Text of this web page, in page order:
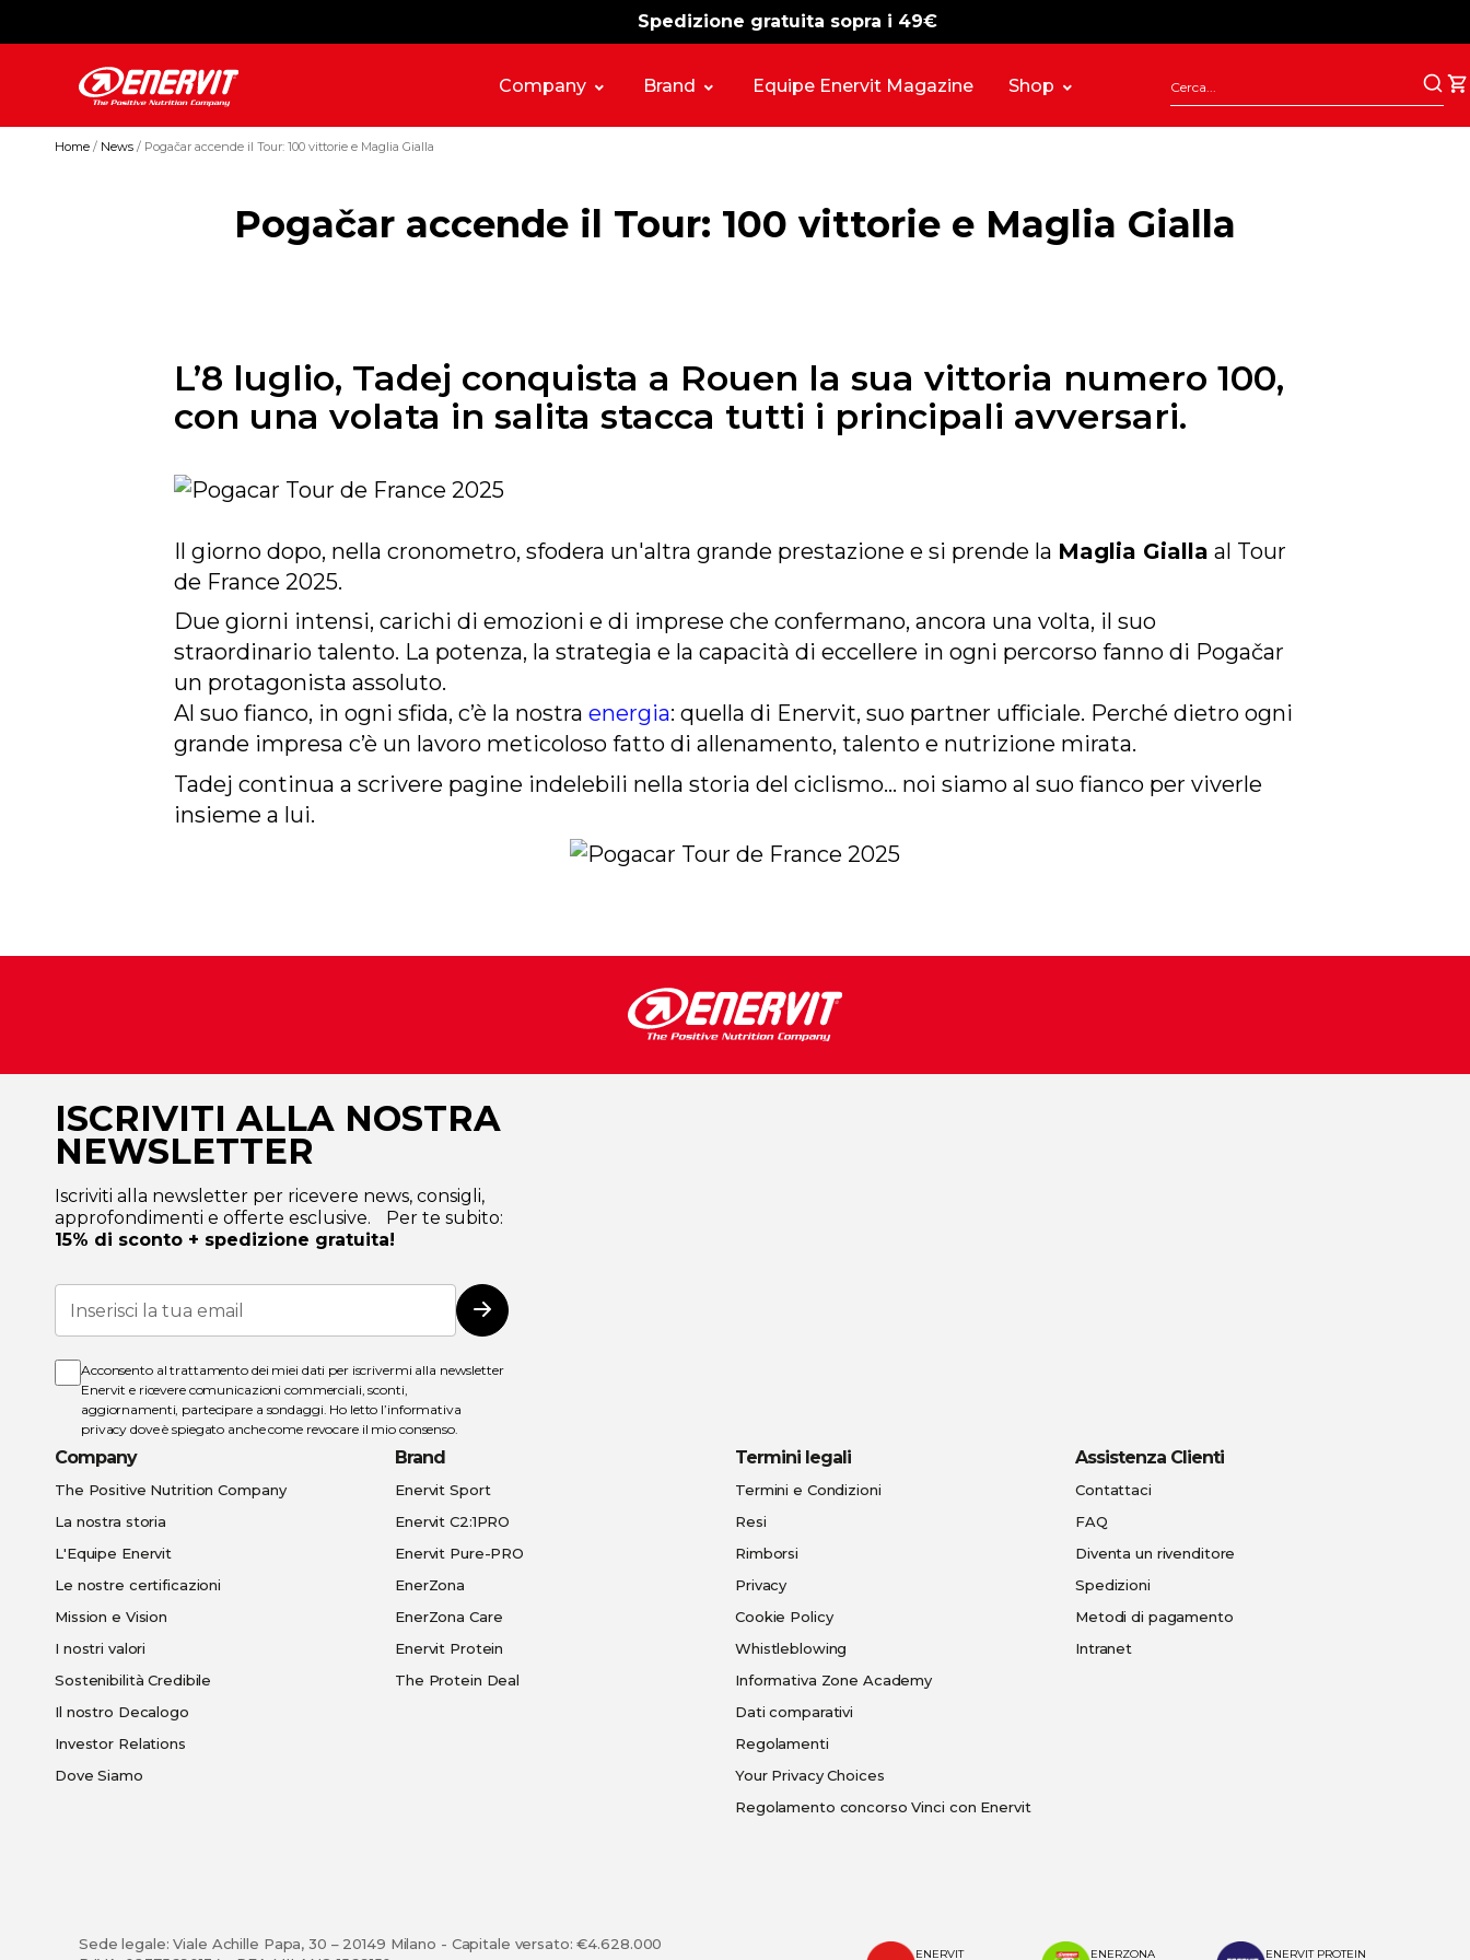
Spedizione gratuita sopra i 49€
-15% free shipping
Company Brand Equipe Enervit Magazine Shop
Home News Pogačar accende il Tour: 100 vittorie e Maglia Gialla
Pogačar accende il Tour: 100 vittorie e Maglia Gialla
L’8 luglio, Tadej conquista a Rouen la sua vittoria numero 100,
con una volata in salita stacca tutti i principali avversari.
Il giorno dopo, nella cronometro, sfodera un'altra grande prestazione e si prende la Maglia Gialla al Tour
de France 2025.
Due giorni intensi, carichi di emozioni e di imprese che confermano, ancora una volta, il suo
straordinario talento. La potenza, la strategia e la capacità di eccellere in ogni percorso fanno di Pogačar
un protagonista assoluto.
Al suo fianco, in ogni sfida, c’è la nostra energia: quella di Enervit, suo partner ufficiale. Perché dietro ogni
grande impresa c’è un lavoro meticoloso fatto di allenamento, talento e nutrizione mirata.
Tadej continua a scrivere pagine indelebili nella storia del ciclismo… noi siamo al suo fianco per viverle
insieme a lui.
ISCRIVITI ALLA NOSTRA
NEWSLETTER
Iscriviti alla newsletter per ricevere news, consigli,
approfondimenti e offerte esclusive. Per te subito:
15% di sconto + spedizione gratuita!
Iscriviti
alla
nostra
Iscriviti
Acconsento al trattamento dei miei dati per iscrivermi alla newsletter
Enervit e ricevere comunicazioni commerciali, sconti,
aggiornamenti, partecipare a sondaggi. Ho letto l’informativa
privacy dove è spiegato anche come revocare il mio consenso.
Company
The Positive Nutrition Company
La nostra storia
L'Equipe Enervit
Le nostre certificazioni
Mission e Vision
I nostri valori
Sostenibilità Credibile
Il nostro Decalogo
Investor Relations
Dove Siamo
Brand
Enervit Sport
Enervit C2:1PRO
Enervit Pure-PRO
EnerZona
EnerZona Care
Enervit Protein
The Protein Deal
Termini legali
Termini e Condizioni
Resi
Rimborsi
Privacy
Cookie Policy
Whistleblowing
Informativa Zone Academy
Dati comparativi
Regolamenti
Your Privacy Choices
Regolamento concorso Vinci con Enervit
Assistenza Clienti
Contattaci
FAQ
Diventa un rivenditore
Spedizioni
Metodi di pagamento
Intranet
Sede legale: Viale Achille Papa, 30 – 20149 Milano - Capitale versato: €4.628.000
ENERVIT ENERZONA ENERVIT PROTEIN